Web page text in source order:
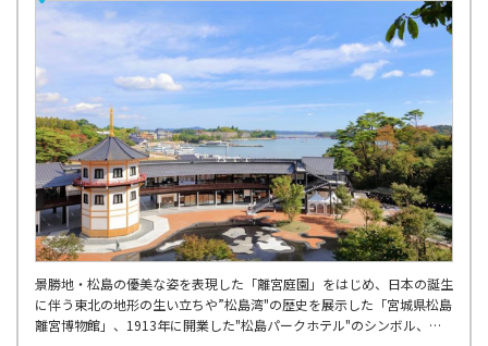
景勝地・松島の優美な姿を表現した「離宮庭園」をはじめ、日本の誕生
に伴う東北の地形の生い立ちや”松島湾"の歴史を展示した「宮城県松島
離宮博物館」、1913年に開業した"松島パークホテル"のシンボル、十